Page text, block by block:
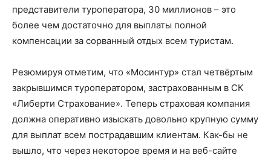
представители туроператора, 30 миллионов – это
более чем достаточно для выплаты полной
компенсации за сорванный отдых всем туристам.
Резюмируя отметим, что «Мосинтур» стал четвёртым
закрывшимся туроператором, застрахованным в СК
«Либерти Страхование». Теперь страховая компания
должна оперативно изыскать довольно крупную сумму
для выплат всем пострадавшим клиентам. Как-бы не
вышло, что через некоторое время и на веб-сайте